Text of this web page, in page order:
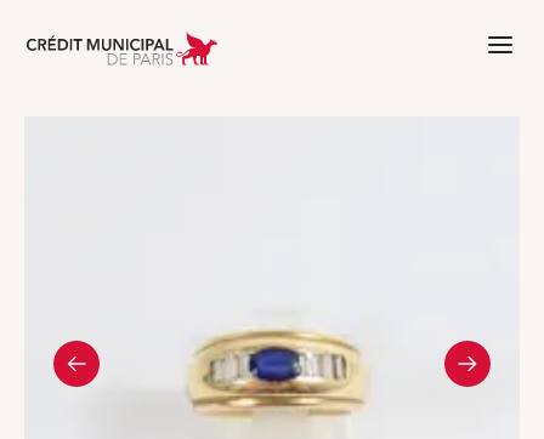
Aller à l'accueil de Crédit Municipal